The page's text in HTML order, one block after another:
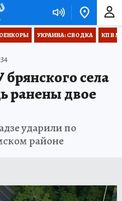
УКРАИНА: СВОДКА КП В
села
ранены двое
ударили по
районе